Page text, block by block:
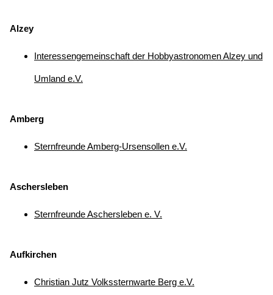
Alzey
Interessengemeinschaft der Hobbyastronomen Alzey und
Umland e.V.
Amberg
Sternfreunde Amberg-Ursensollen e.V.
Aschersleben
Sternfreunde Aschersleben e. V.
Aufkirchen
Christian Jutz Volkssternwarte Berg e.V.